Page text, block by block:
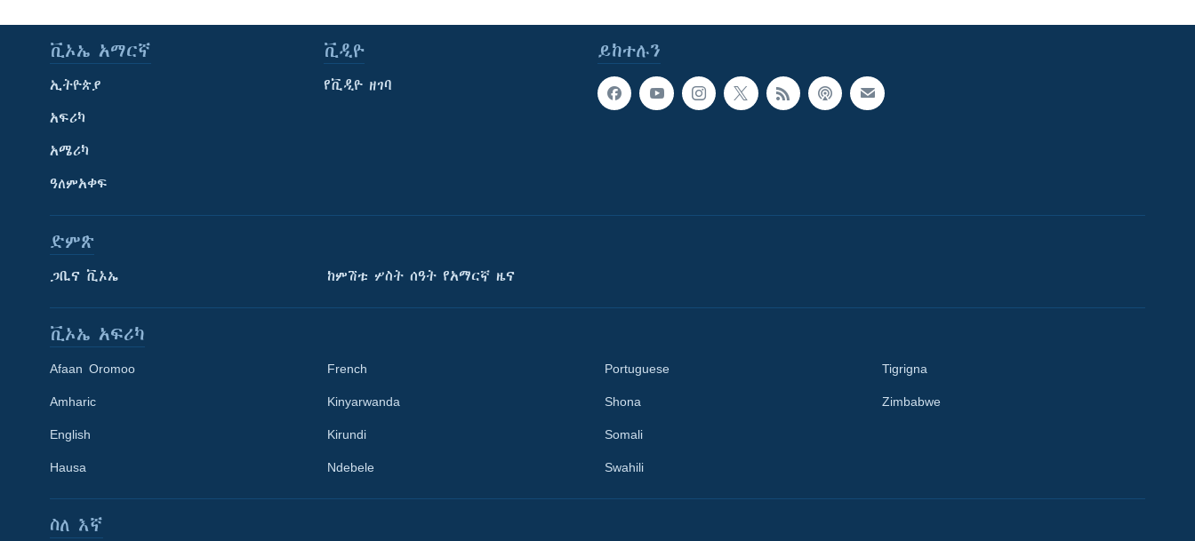
Learning English
ይከተሉን
ቪኦኤ አማርኛ
ኢትዮጵያ
አፍሪካ
አሜሪካ
ዓለምአቀፍ
ቪዲዮ
የቪዲዮ ዘገባ
ድምጽ
ጋቢና ቪኦኤ ከምሽቱ ሦስት ሰዓት የአማርኛ ዜና
ቪኦኤ አፍሪካ
Afaan Oromoo
Amharic
English
Hausa
French
Kinyarwanda
Kirundi
Ndebele
Portuguese
Shona
Somali
Swahili
Tigrigna
Zimbabwe
ስለ እኛ